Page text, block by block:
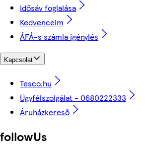
Idősáv foglalása
Kedvenceim
ÁFÁ-s számla igénylés
Kapcsolat
Tesco.hu
Ügyfélszolgálat - 0680222333
Áruházkereső
followUs